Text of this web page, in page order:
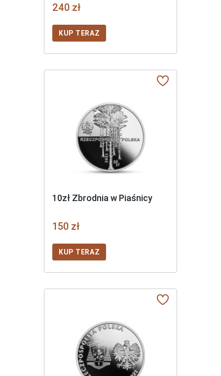
240 zł
KUP TERAZ
10zł Zbrodnia w Piaśnicy
150 zł
KUP TERAZ